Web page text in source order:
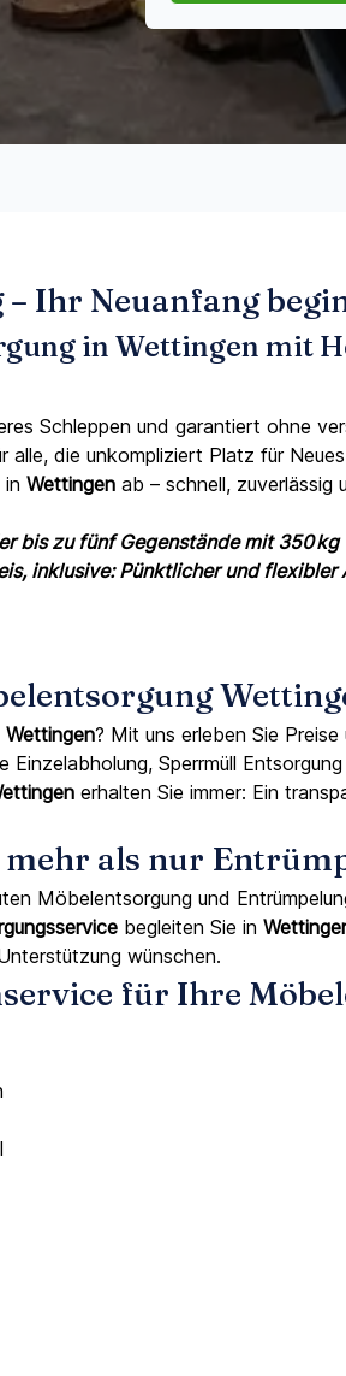
Ihr Neuanfang
in Wettingen mit
Schleppen und garantiert ohne
alle, die unkompliziert Platz für
Wettingen ab – schnell,
bis zu fünf Gegenstände mit 350
inklusive: Pünktlicher und
Wettingen? Mit uns erleben Sie
Sperrmüll
erhalten Sie immer: Ein
als nur
Möbelentsorgung und
begleiten Sie in
wünschen.
für Ihre